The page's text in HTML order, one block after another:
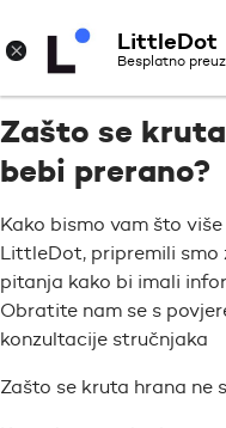
Prijava
Zašto se
bebi prerano?
Kako bismo vam što
LittleDot, pripremili smo
pitanja kako bi imali
Obratite nam se s
konzultacije stručnjaka
Zašto se kruta hrana ne
× LittleDot
Besplatno